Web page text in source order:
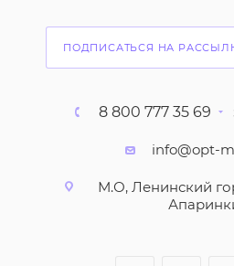
ПОДПИСАТЬСЯ НА
8 800 777 35 69
info@opt-
М.О, Ленинский